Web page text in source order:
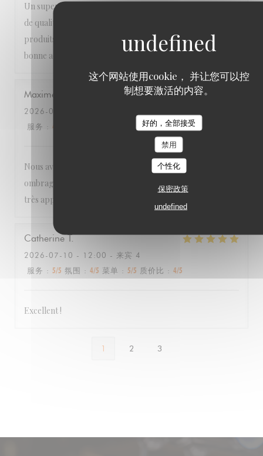
这个网站使用cookie， 并让您可以控
制想要激活的内容。
好的，全部接受
禁用
个性化
保密政策
undefined
Un super dîner en terrasse dans un très joli lieux. Cuisine
de qualité, carte courte mais qui change régulièrement,
produits de qualité, service sympathique. Bref une très
bonne adresse.
Maxime
2026-07-11
服务 : 4 质价比 : 5/5
Nous avons passé un très bon moment, dans cette terrasse
ombragée, avec une cuisine de qualité et une tranquillité
très appréciable. Je recommande cette adresse !
Catherine T
2026-07-10 - 12:00 - 来宾 4
服务 : 5/5 氛围 : 4/5 菜单 : 5/5 质价比 : 4/5
Excellent !
1 2 3